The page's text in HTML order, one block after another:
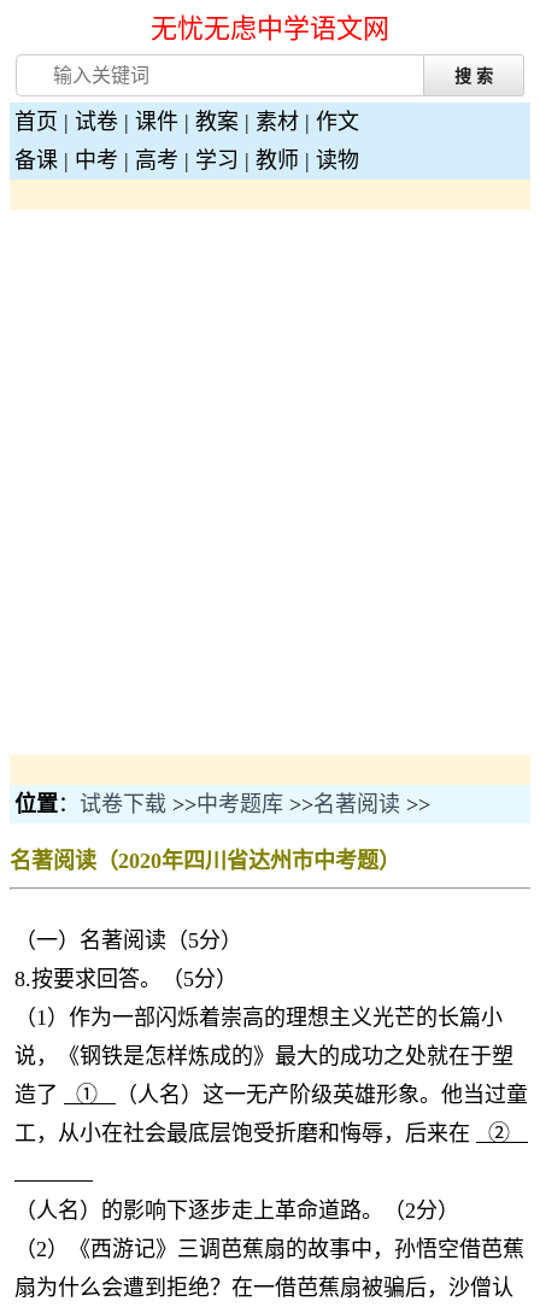
无忧无虑中学语文网
首页 | 试卷 | 课件 | 教案 | 素材 | 作文
备课 | 中考 | 高考 | 学习 | 教师 | 读物
位置： 试卷下载 >>中考题库 >>名著阅读 >>
名著阅读（2020年四川省达州市中考题）
（一）名著阅读（5分）
8.按要求回答。（5分）
（1）作为一部闪烁着崇高的理想主义光芒的长篇小
说，《钢铁是怎样炼成的》最大的成功之处就在于塑
造了
①
（人名）这一无产阶级英雄形象。他当过童
工，从小在社会最底层饱受折磨和悔辱，后来在
②
（人名）的影响下逐步走上革命道路。（2分）
（2）《西游记》三调芭蕉扇的故事中，孙悟空借芭蕉
扇为什么会遭到拒绝？在一借芭蕉扇被骗后，沙僧认